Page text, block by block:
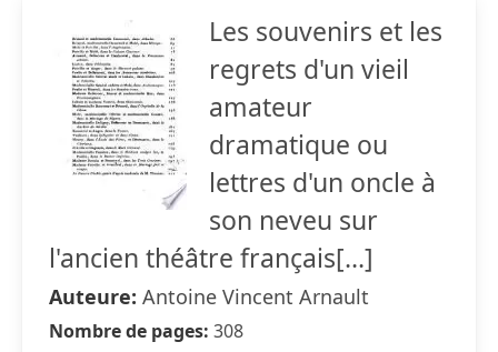
Les souvenirs et les
regrets d'un vieil
amateur
dramatique ou
lettres d'un oncle à
son neveu sur
l'ancien théâtre français[...]
Auteure: Antoine Vincent Arnault
Nombre de pages: 308